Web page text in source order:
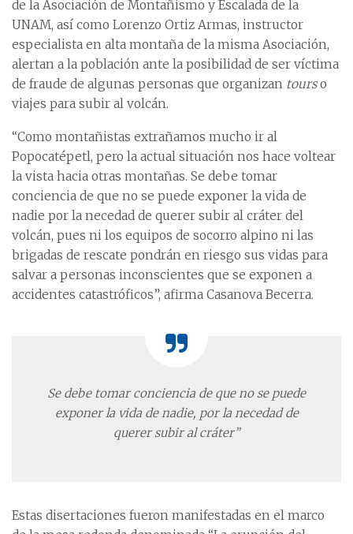
de la Asociación de Montañismo y Escalada de la
UNAM, así como Lorenzo Ortiz Armas, instructor
especialista en alta montaña de la misma Asociación,
alertan a la población ante la posibilidad de ser víctima
de fraude de algunas personas que organizan tourso
viajes para subir al volcán.
“Como montañistas extrañamos mucho ir al
Popocatépetl, pero la actual situación nos hace voltear
la vista hacia otras montañas. Se debe tomar
conciencia de que no se puede exponer la vida de
nadie por la necedad de querer subir al cráter del
volcán, pues ni los equipos de socorro alpino ni las
brigadas de rescate pondrán en riesgo sus vidas para
salvar a personas inconscientes que se exponen a
accidentes catastróficos”, afirma Casanova Becerra.
Se debe tomar conciencia de que no se puede
exponer la vida de nadie, por la necedadde
querer subir al cráter”
Estas disertaciones fueron manifestadas en el marco